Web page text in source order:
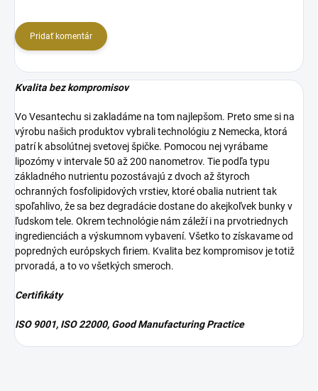
Pridať komentár
Kvalita bez kompromisov
Vo Vesantechu si zakladáme na tom najlepšom. Preto sme si na
výrobu našich produktov vybrali technológiu z Nemecka, ktorá
patrí k absolútnej svetovej špičke. Pomocou nej vyrábame
lipozómy v intervale 50 až 200 nanometrov. Tie podľa typu
základného nutrientu pozostávajú z dvoch až štyroch
ochranných fosfolipidových vrstiev, ktoré obalia nutrient tak
spoľahlivo, že sa bez degradácie dostane do akejkoľvek bunky v
ľudskom tele. Okrem technológie nám záleží i na prvotriednych
ingredienciách a výskumnom vybavení. Všetko to získavame od
popredných európskych firiem. Kvalita bez kompromisov je totiž
prvoradá, a to vo všetkých smeroch.
Certifikáty
ISO 9001, ISO 22000, Good Manufacturing Practice